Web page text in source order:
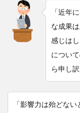
「近年
な成果
感じは
につい
ら申し
「影響力は殆どな